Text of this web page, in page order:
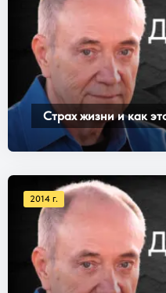
Страх жизни и как
2014 г.